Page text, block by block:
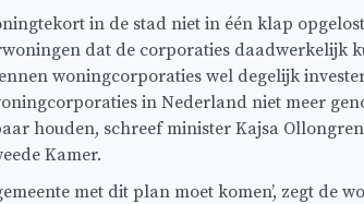
in de stad niet in één klap
dat de corporaties daadwerkelijk
woningcorporaties wel degelijk
in Nederland niet meer
houden, schreef minister Kajsa
Kamer.
met dit plan moet komen’, zegt de